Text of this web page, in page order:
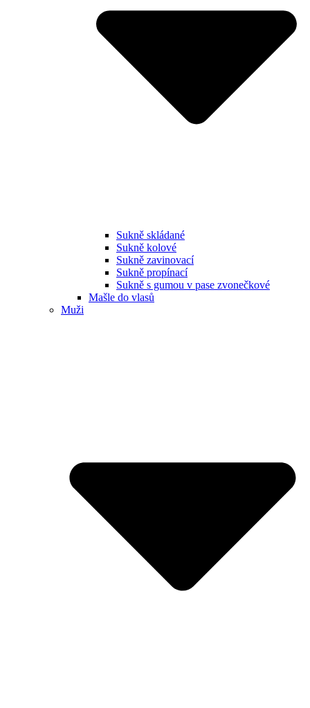
Sukně skládané
Sukně kolové
Sukně zavinovací
Sukně propínací
Sukně s gumou v pase zvonečkové
Mašle do vlasů
Muži